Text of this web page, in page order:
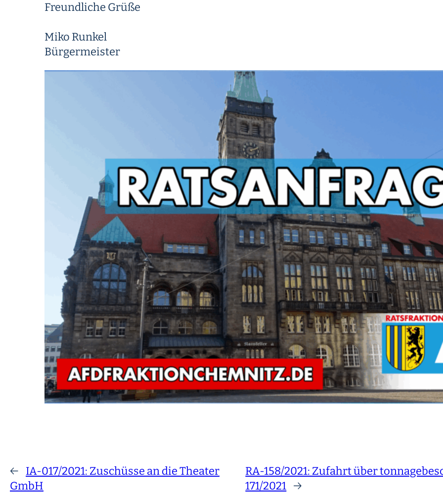
Freundliche Grüße
Miko Runkel
Bürgermeister
← IA-017/2021: Zuschüsse an die Theater
GmbH
RA-158/2021: Zufahrt über
171/2021 →